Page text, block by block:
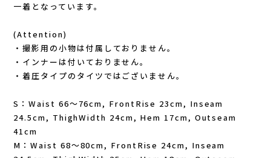
On Running(オンランニング)
OOFOS (ウーフォス)
Outdoor Research (アウトドアリサーチ)
patagonia(パタゴニア)
一着となっています。
(Attention)
・撮影用の小物は付属しておりません。
・インナーは付いておりません。
・着圧タイプのタイツではございません。
S：Waist 66～76cm, FrontRise 23cm, Inseam
24.5cm, ThighWidth 24cm, Hem 17cm, Outseam
41cm
M：Waist 68～80cm, FrontRise 24cm, Inseam